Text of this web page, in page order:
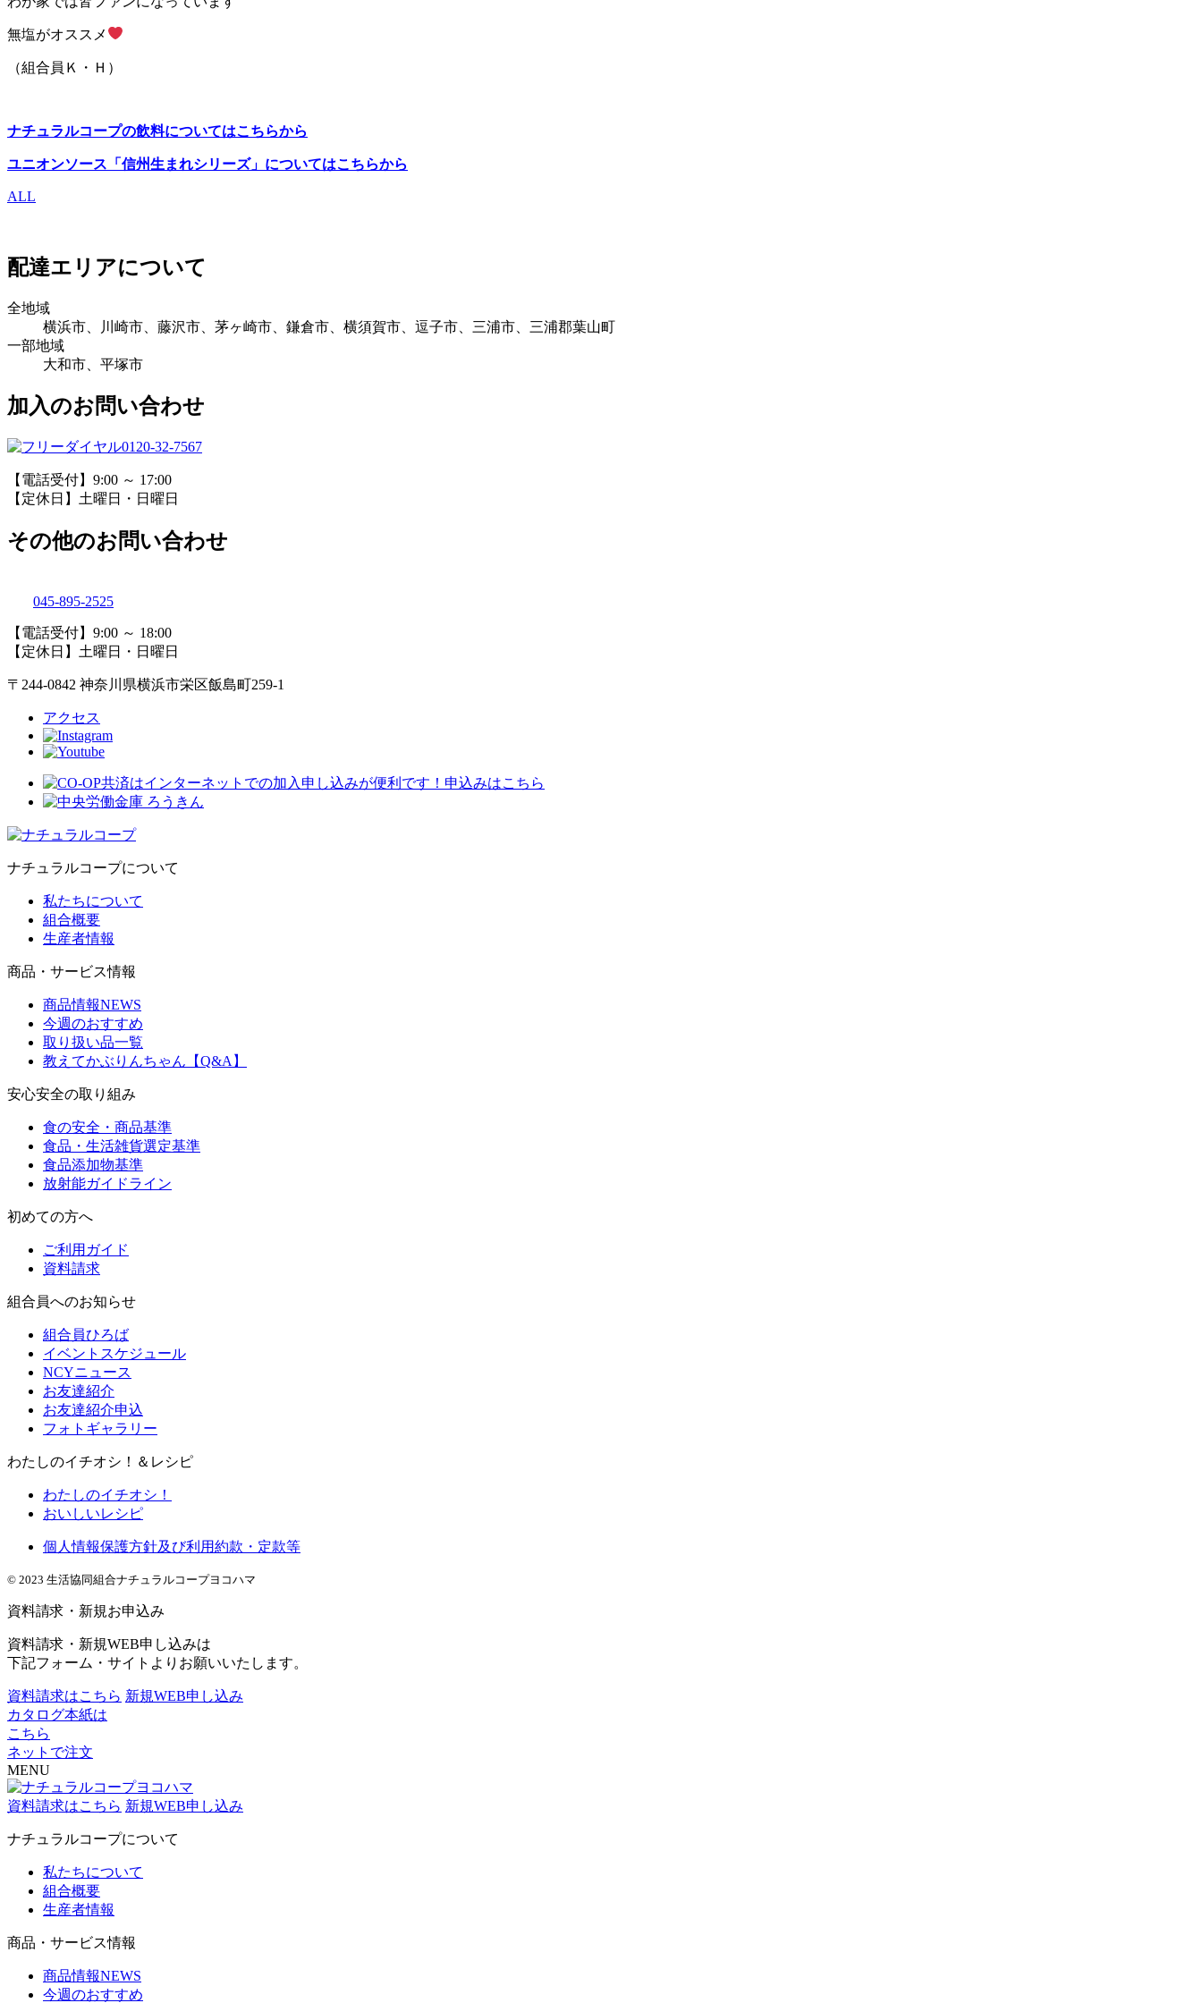
無塩がオススメ
（組合員Ｋ・Ｈ）
ナチュラルコープの飲料についてはこちらから
ユニオンソース「信州生まれシリーズ」についてはこちらから
ALL
配達エリアについて
全地域
横浜市、川崎市、藤沢市、茅ヶ崎市、鎌倉市、横須賀市、逗子市、三浦市、三浦郡葉山町
一部地域
大和市、平塚市
加入のお問い合わせ
0120-32-7567
【電話受付】9:00 ～ 17:00
【定休日】土曜日・日曜日
その他のお問い合わせ
045-895-2525
【電話受付】9:00 ～ 18:00
【定休日】土曜日・日曜日
〒244-0842 神奈川県横浜市栄区飯島町259-1
アクセス
ナチュラルコープについて
私たちについて
組合概要
生産者情報
商品・サービス情報
商品情報NEWS
今週のおすすめ
取り扱い品一覧
教えてかぶりんちゃん【Q&A】
安心安全の取り組み
食の安全・商品基準
食品・生活雑貨選定基準
食品添加物基準
放射能ガイドライン
初めての方へ
ご利用ガイド
資料請求
組合員へのお知らせ
組合員ひろば
イベントスケジュール
NCYニュース
お友達紹介
お友達紹介申込
フォトギャラリー
わたしのイチオシ！＆レシピ
わたしのイチオシ！
おいしいレシピ
個人情報保護方針及び利用約款・定款等
© 2023 生活協同組合ナチュラルコープヨコハマ
資料請求・新規お申込み
資料請求・新規WEB申し込みは
下記フォーム・サイトよりお願いいたします。
資料請求はこちら 新規WEB申し込み
カタログ本紙は
こちら
ネットで注文
MENU
資料請求はこちら 新規WEB申し込み
ナチュラルコープについて
私たちについて
組合概要
生産者情報
商品・サービス情報
商品情報NEWS
今週のおすすめ